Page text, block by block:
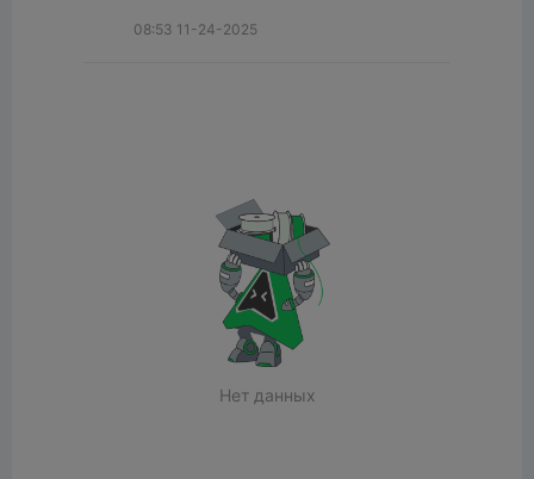
08:53 11-24-2025
Нет данных